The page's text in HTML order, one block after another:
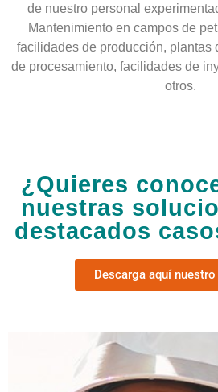
de nuestro personal
Mantenimiento en campos de
facilidades de producción, plantas
de procesamiento, facilidades de
otros.
¿Quieres
nuestras
destacados
Descarga aquí